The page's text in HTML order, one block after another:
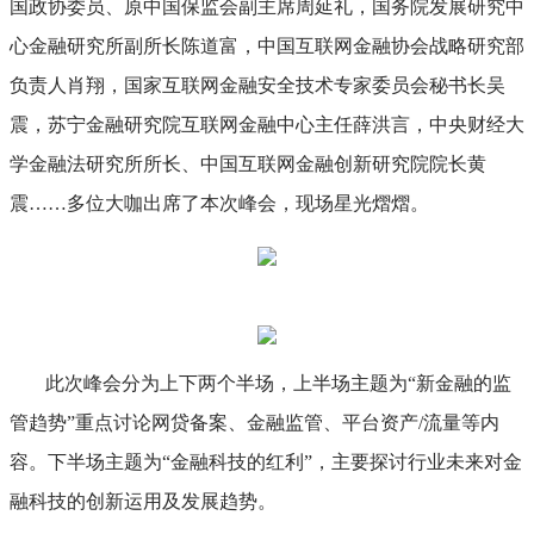
国政协委员、原中国保监会副主席周延礼，国务院发展研究中
心金融研究所副所长陈道富，中国互联网金融协会战略研究部
负责人肖翔，国家互联网金融安全技术专家委员会秘书长吴
震，苏宁金融研究院互联网金融中心主任薛洪言，中央财经大
学金融法研究所所长、中国互联网金融创新研究院院长黄
震……多位大咖出席了本次峰会，现场星光熠熠。
此次峰会分为上下两个半场，上半场主题为“新金融的监
管趋势”重点讨论网贷备案、金融监管、平台资产/流量等内
容。下半场主题为“金融科技的红利”，主要探讨行业未来对金
融科技的创新运用及发展趋势。